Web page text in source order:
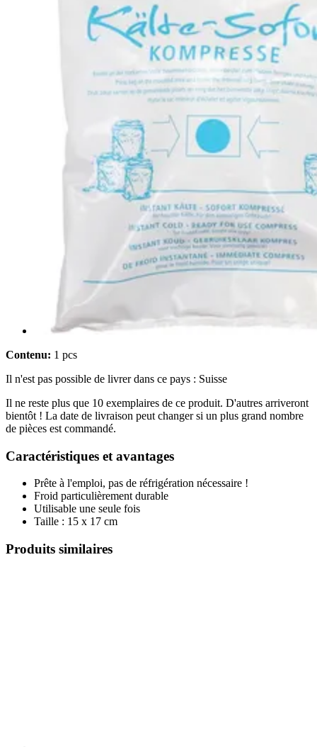
Contenu: 1 pcs
Il n'est pas possible de livrer dans ce pays : Suisse
Il ne reste plus que 10 exemplaires de ce produit. D'autres arriveront
bientôt ! La date de livraison peut changer si un plus grand nombre
de pièces est commandé.
Caractéristiques et avantages
Prête à l'emploi, pas de réfrigération nécessaire !
Froid particulièrement durable
Utilisable une seule fois
Taille : 15 x 17 cm
Produits similaires